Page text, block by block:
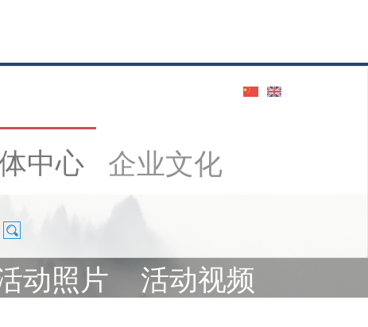
中心
企业文化
动照片 活动视频